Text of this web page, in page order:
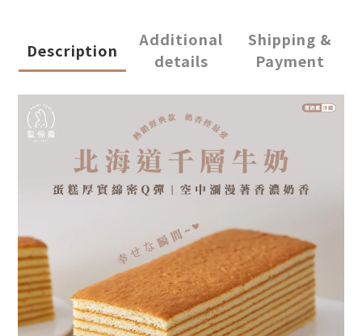
Description
Additional
details
Shipping &
Payment